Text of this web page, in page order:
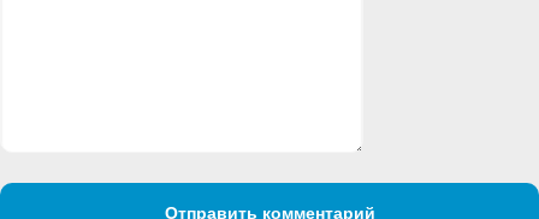
Отправить комментарий